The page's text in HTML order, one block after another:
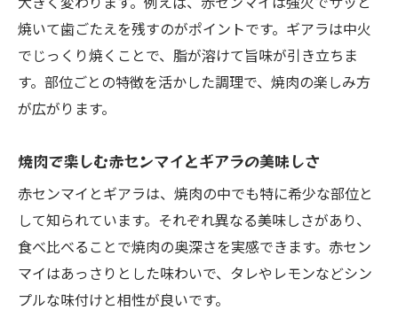
焼いて歯ごたえを残すのがポイントです。ギアラは中火
でじっくり焼くことで、脂が溶けて旨味が引き立ちま
す。部位ごとの特徴を活かした調理で、焼肉の楽しみ方
が広がります。
焼肉で楽しむ赤センマイとギアラの美味しさ
赤センマイとギアラは、焼肉の中でも特に希少な部位と
して知られています。それぞれ異なる美味しさがあり、
食べ比べることで焼肉の奥深さを実感できます。赤セン
マイはあっさりとした味わいで、タレやレモンなどシン
プルな味付けと相性が良いです。